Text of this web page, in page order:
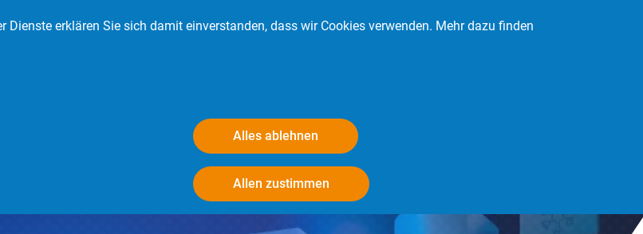
Dienste erklären Sie sich damit einverstanden, dass wir Cookies verwenden. Mehr dazu finden
Alles ablehnen
Allen zustimmen
Kontakt Login